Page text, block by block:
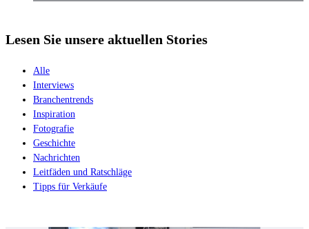
Lesen Sie unsere aktuellen Stories
Alle
Interviews
Branchentrends
Inspiration
Fotografie
Geschichte
Nachrichten
Leitfäden und Ratschläge
Tipps für Verkäufe